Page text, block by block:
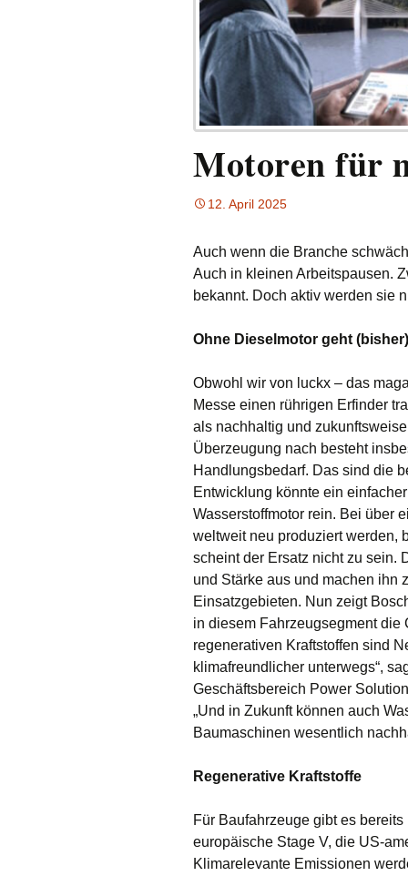
Motoren für
12. April 2025
Auch wenn die Branche
Auch in kleinen Arbeitspausen.
bekannt. Doch aktiv werden sie
Ohne Dieselmotor geht
Obwohl wir von luckx – das
Messe einen rührigen Erfinder
als nachhaltig und
Überzeugung nach besteht
Handlungsbedarf. Das sind die
Entwicklung könnte ein
Wasserstoffmotor rein. Bei über
weltweit neu produziert werden,
scheint der Ersatz nicht zu sein.
und Stärke aus und machen ihn
Einsatzgebieten. Nun zeigt
in diesem Fahrzeugsegment die
regenerativen Kraftstoffen sind
klimafreundlicher unterwegs“,
Geschäftsbereich Power
„Und in Zukunft können auch
Baumaschinen wesentlich
Regenerative Kraftstoffe
Für Baufahrzeuge gibt es
europäische Stage V, die US-
Klimarelevante Emissionen